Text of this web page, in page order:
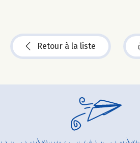
Retour à la liste